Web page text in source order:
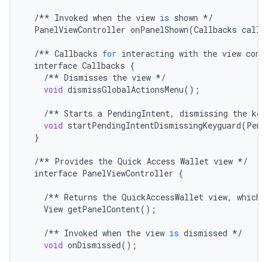
/** Invoked when the view is shown */
PanelViewController onPanelShown(Callbacks
/** Callbacks for interacting with the view
interface Callbacks {
/** Dismisses the view */
void dismissGlobalActionsMenu();
/** Starts a PendingIntent, dismissing the
void startPendingIntentDismissingKeyguard(
}
/** Provides the Quick Access Wallet view */
interface PanelViewController {
/** Returns the QuickAccessWallet view, which
View getPanelContent();
/** Invoked when the view is dismissed */
void onDismissed();